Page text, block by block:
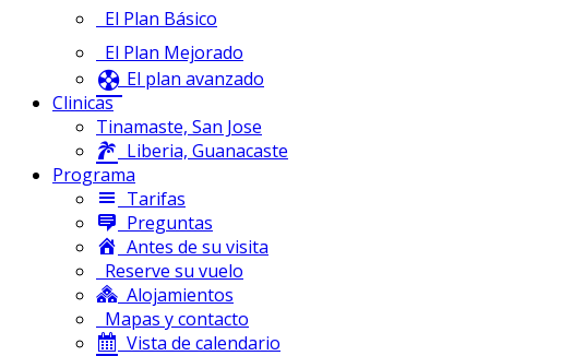
El Plan Básico
El Plan Mejorado
El plan avanzado
Clinicas
Tinamaste, San Jose
Liberia, Guanacaste
Programa
Tarifas
Preguntas
Antes de su visita
Reserve su vuelo
Alojamientos
Mapas y contacto
Vista de calendario